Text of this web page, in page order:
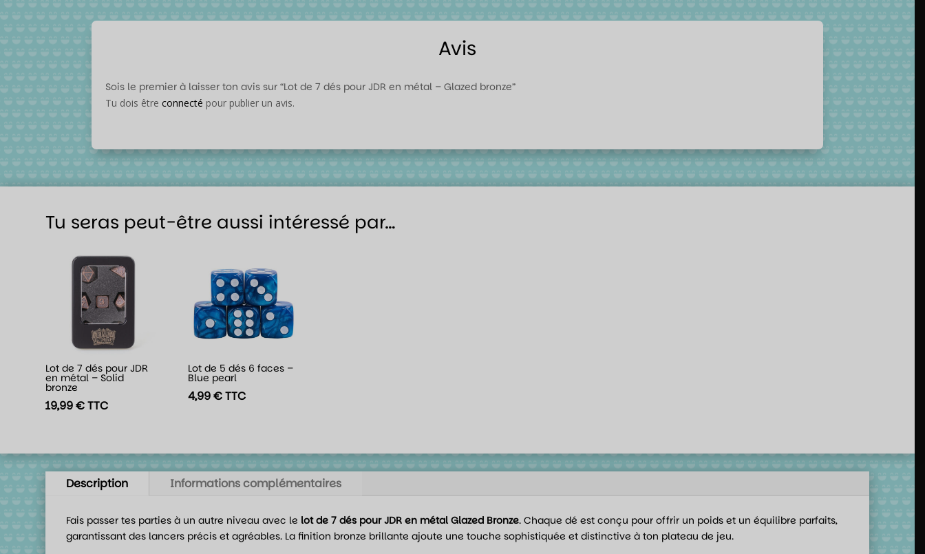
Avis
Sois le premier à laisser ton avis sur “Lot de 7 dés pour JDR en métal – Glazed bronze”
Tu dois être connecté pour publier un avis.
Tu seras peut-être aussi intéressé par…
Lot de 7 dés pour JDR
en métal – Solid
bronze
19,99€TTC
Lot de 5 dés 6 faces –
Blue pearl
4,99€TTC
Description Informations complémentaires
Fais passer tes parties à un autre niveau avec le lot de 7 dés pour JDR en métal Glazed Bronze. Chaque dé est conçu pour offrir un poids et un équilibre parfaits,
garantissant des lancers précis et agréables. La finition bronze brillante ajoute une touche sophistiquée et distinctive à ton plateau de jeu.